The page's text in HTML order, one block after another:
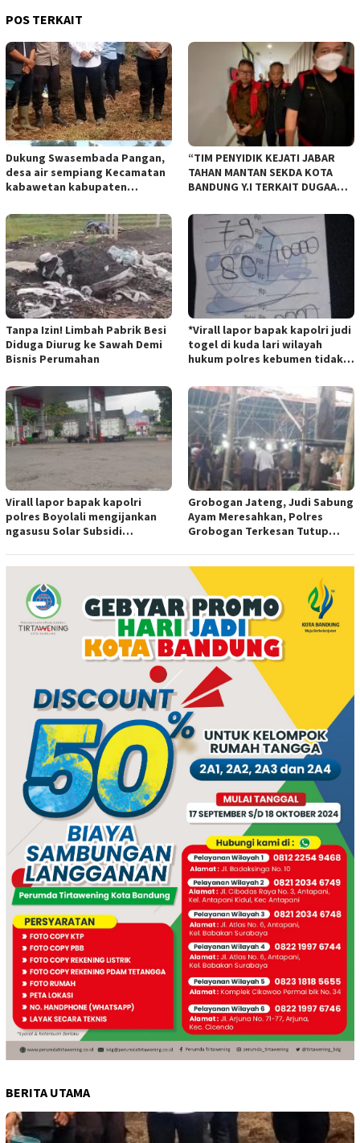
POS TERKAIT
Dukung Swasembada Pangan,
desa air sempiang Kecamatan
kabawetan kabupaten
28 mei 2025
“TIM PENYIDIK KEJATI JABAR
TAHAN MANTAN SEKDA KOTA
BANDUNG Y.I TERKAIT DUGAAN
BANDUNG”.
Tanpa Izin! Limbah Pabrik Besi
Diduga Diurug ke Sawah Demi
Bisnis Perumahan
*Virall lapor bapak kapolri judi
togel di kuda lari wilayah
hukum polres kebumen tidak
Virall lapor bapak kapolri
polres Boyolali mengijankan
ngasusu Solar Subsidi
Grobogan Jateng, Judi Sabung
Ayam Meresahkan, Polres
Grobogan Terkesan Tutup
BERITA UTAMA